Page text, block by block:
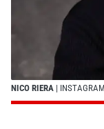
NICO RIERA | INSTAGRAM